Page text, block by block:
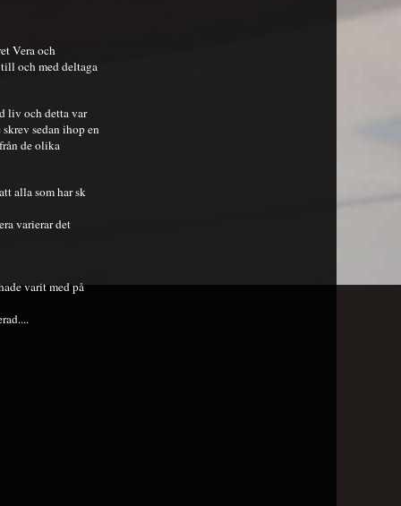
Vera och
och med deltaga
liv och detta var
sedan ihop en
de olika
alla som har sk
varierar det
varit med på